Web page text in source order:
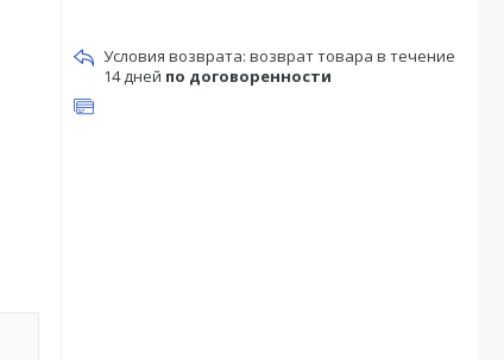
возврат товара в течение
14 дней по договоренности